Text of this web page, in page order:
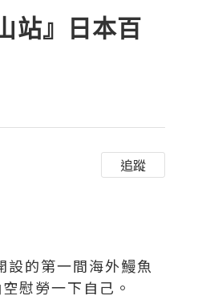
站』日本百
追蹤
的第一間海外鰻魚
慰勞一下自己。